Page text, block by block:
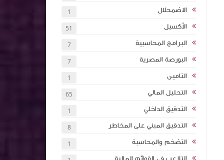
الاضمحلال 1
الأكسيل 51
البرامج المحاسبية 7
البورصة المصرية 7
التامين 1
التحليل المالي 65
التدقيق الداخلي 1
التدقيق المبني على المخاطر 8
التضخم والمحاسبة 1